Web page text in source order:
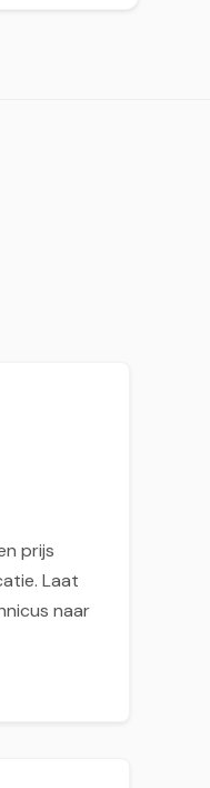
prijs
Laat
naar